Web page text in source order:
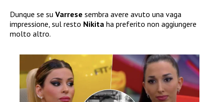
Dunque se su Varrese sembra avere avuto una vaga
impressione, sul resto Nikita ha preferito non aggiungere
molto altro.